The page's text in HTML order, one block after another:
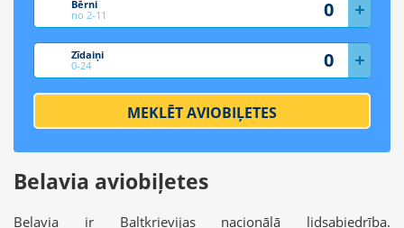
Bērni
no 2-11
Zīdaiņi
0-24
MEKLĒT AVIOBIĻETES
Belavia aviobiļetes
Belavia ir Baltkrievijas nacionālā lidsabiedrība.